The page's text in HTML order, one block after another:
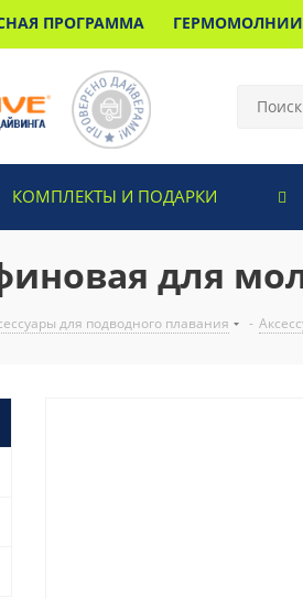
ПРОГРАММА
КОМПЛЕКТЫ И ПОДАРКИ
для
для подводного плавания -